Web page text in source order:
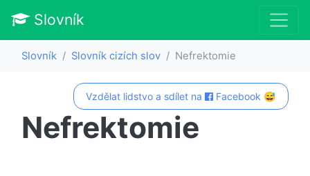
Slovník
Slovník Slovník cizích slov Nefrektomie
Vzdělat lidstvo a sdílet na Facebook 😅
Nefrektomie